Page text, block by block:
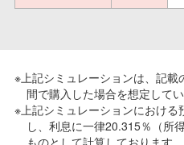
※上記シミュレーションは、記
間で購入した場合を想定してい
※上記シミュレーションにおけ
し、利息に一律20.315％（所
ものとして計算しております。